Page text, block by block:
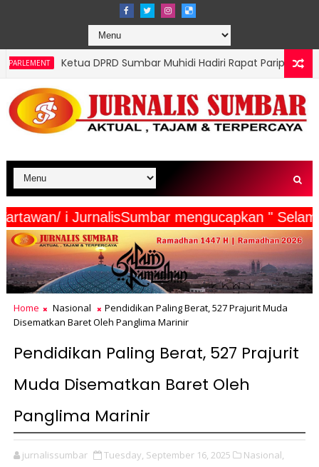
Sumbar Muhidi Hadiri Rapat Paripurna Hari Jadi Kota
di Usia ke-81: Merawat Asa di Tengah Beban dan
Wartawan/ i JurnalisSumbar mengucapkan
Home Nasional
Pendidikan Paling Berat, 527 Prajurit Muda
Disematkan Baret Oleh Panglima Marinir
Pendidikan Paling Berat, 527 Prajurit
Muda Disematkan Baret Oleh
Panglima Marinir
jurnalissumbar Tuesday, September 16, 2025 Nasional,